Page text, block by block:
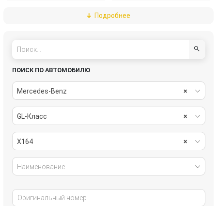
рулевое управление
системы комфорта
стеклоочистители топливная система
тормозная система
Подробнее
ПОИСК ПО АВТОМОБИЛЮ
×
Mercedes-Benz
×
GL-Класс
×
X164
Наименование